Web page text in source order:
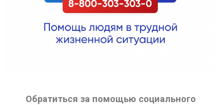
Обратиться за помощью социального